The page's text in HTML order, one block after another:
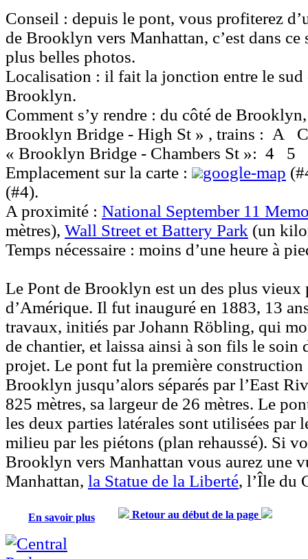
Conseil : depuis le pont, vous profiterez
de Brooklyn vers Manhattan, c’est dans ce
plus belles photos.
Localisation : il fait la jonction entre le sud
Brooklyn.
Comment s’y rendre : du côté de
Brooklyn Bridge - High St » , trains : A
« Brooklyn Bridge - Chambers St »: 4 5
Emplacement sur la carte :
google-map
(#4).
A proximité : National September 11
mètres), Wall Street et Battery Park (un
Temps nécessaire : moins d’une heure à
Le Pont de Brooklyn est un des plus vieux
d’Amérique. Il fut inauguré en 1883, 13
travaux, initiés par Johann Röbling, qui
de chantier, et laissa ainsi à son fils le soin
projet. Le pont fut la première construction
Brooklyn jusqu’alors séparés par l’East
825 mètres, sa largeur de 26 mètres. Le
les deux parties latérales sont utilisées par
milieu par les piétons (plan rehaussé). Si
Brooklyn vers Manhattan vous aurez une
Manhattan, la Statue de la Liberté, l’Île du
En savoir plus Retour au début de la page